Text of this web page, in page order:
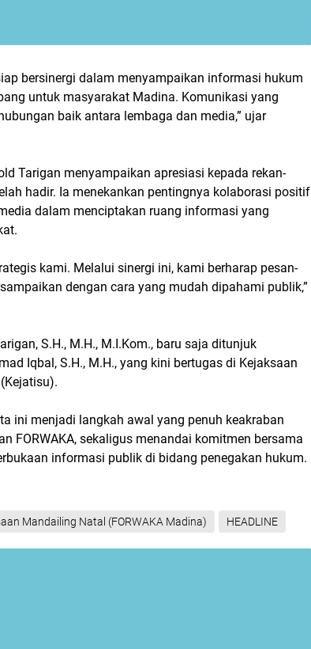
bersinergi dalam menyampaikan informasi hukum
untuk masyarakat Madina. Komunikasi yang
baik antara lembaga dan media,” ujar
Tarigan menyampaikan apresiasi kepada rekan-
hadir. Ia menekankan pentingnya kolaborasi positif
dalam menciptakan ruang informasi yang
kami. Melalui sinergi ini, kami berharap pesan-
dengan cara yang mudah dipahami publik,”
S.H., M.H., M.I.Kom., baru saja ditunjuk
Iqbal, S.H., M.H., yang kini bertugas di Kejaksaan
ini menjadi langkah awal yang penuh keakraban
FORWAKA, sekaligus menandai komitmen bersama
informasi publik di bidang penegakan hukum.
Mandailing Natal (FORWAKA Madina) HEADLINE